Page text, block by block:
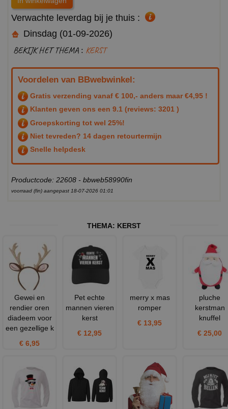
Verwachte leverdag bij je thuis :
Dinsdag (01-09-2026)
BEKIJK HET THEMA : KERST
Voordelen van BBwebwinkel:
Gratis verzending vanaf € 100,- anders maar €4,95 !
Klanten geven ons een 9.1 (reviews: 3201 )
Groepskorting tot wel 25%!
Niet tevreden? 14 dagen retourtermijn
Snelle helpdesk
Productcode: 22608 - bbweb58990fin
voorraad (fin) aangepast 18-07-2026 01:01
THEMA: KERST
Gewei en
rendier oren
diadeem voor
een gezellige k
€ 6,95
Pet echte
mannen vieren
kerst
€ 12,95
merry x mas
romper
€ 13,95
pluche
kerstman
knuffel
€ 25,00